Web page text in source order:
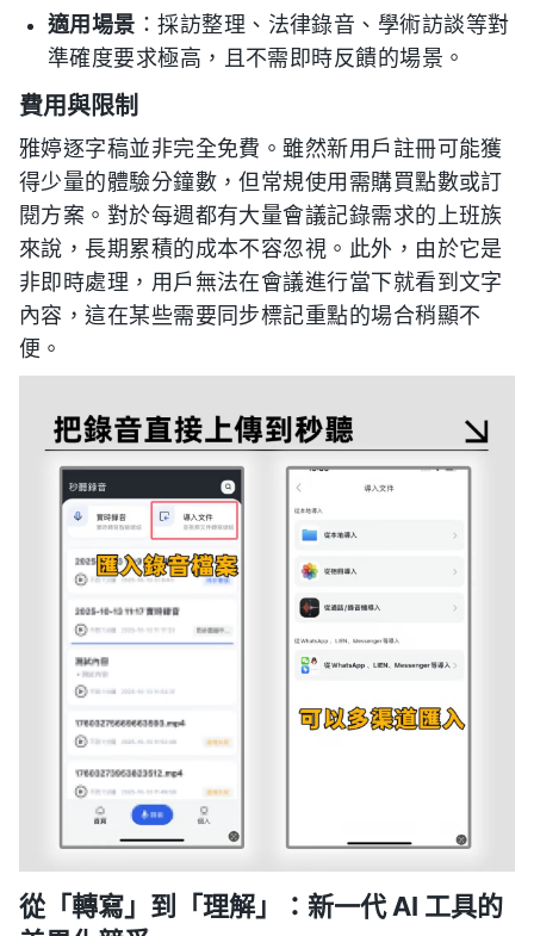
適用場景 ：採訪整理、法律錄音、學術訪談等對
準確度要求極高，且不需即時反饋的場景。
費用與限制
雅婷逐字稿並非完全免費。雖然新用戶註冊可能獲
得少量的體驗分鐘數，但常規使用需購買點數或訂
閱方案。對於每週都有大量會議記錄需求的上班族
來說，長期累積的成本不容忽視。此外，由於它是
非即時處理，用戶無法在會議進行當下就看到文字
內容，這在某些需要同步標記重點的場合稍顯不
便。
從「轉寫」到「理解」：新一代 AI 工具的